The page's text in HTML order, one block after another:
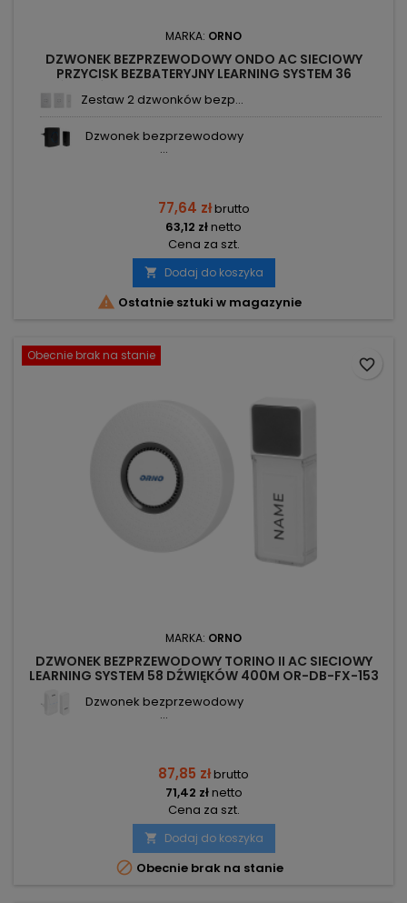
MARKA: ORNO
DZWONEK BEZPRZEWODOWY ONDO AC SIECIOWY
PRZYCISK BEZBATERYJNY LEARNING SYSTEM 36
Zestaw 2 dzwonków bezp...
Dzwonek bezprzewodowy
...
77,64 złbrutto
63,12 złnetto
Cena za szt.
 Dodaj do koszyka
 Ostatnie sztuki w magazynie
Obecnie brak na stanie
MARKA: ORNO
DZWONEK BEZPRZEWODOWY TORINO II AC SIECIOWY
LEARNING SYSTEM 58 DŹWIĘKÓW 400M OR-DB-FX-153
Dzwonek bezprzewodowy
...
87,85 złbrutto
71,42 złnetto
Cena za szt.
 Dodaj do koszyka
 Obecnie brak na stanie
favorite_border